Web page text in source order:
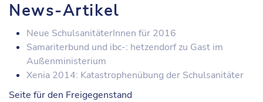
News-Artikel
Neue SchulsanitäterInnen für 2016
Samariterbund und ibc-: hetzendorf zu Gast im
Außenministerium
Xenia 2014: Katastrophenübung der Schulsanitäter
Seite für den Freigegenstand